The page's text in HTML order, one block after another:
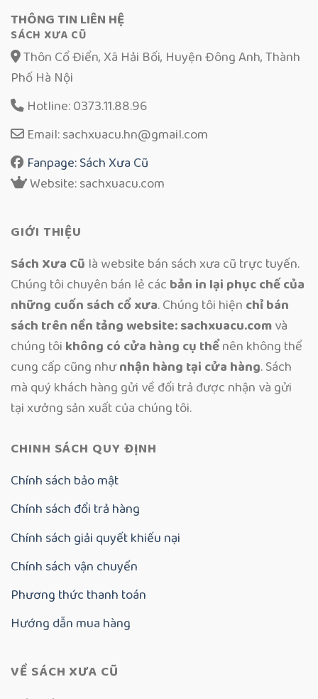
THÔNG TIN LIÊN HỆ
SÁCH XƯA CŨ
Thôn Cổ Điển, Xã Hải Bối, Huyện Đông Anh, Thành
Phố Hà Nội
Hotline: 0373.11.88.96
Email: sachxuacu.hn@gmail.com
Fanpage: Sách Xưa Cũ
Website: sachxuacu.com
GIỚI THIỆU
Sách Xưa Cũ là website bán sách xưa cũ trực tuyến.
Chúng tôi chuyên bán lẻ các bản in lại phục chế của
những cuốn sách cổ xưa. Chúng tôi hiện chỉ bán
sách trên nền tảng website: sachxuacu.comvà
chúng tôi không có cửa hàng cụ thểnên không thể
cung cấp cũng nhưnhận hàng tại cửa hàng. Sách
mà quý khách hàng gửi về đổi trả được nhận và gửi
tại xưởng sản xuất của chúng tôi.
CHINH SÁCH QUY ĐỊNH
Chính sách bảo mật
Chính sách đổi trả hàng
Chính sách giải quyết khiếu nại
Chính sách vận chuyển
Phương thức thanh toán
Hướng dẫn mua hàng
VỀ SÁCH XƯA CŨ